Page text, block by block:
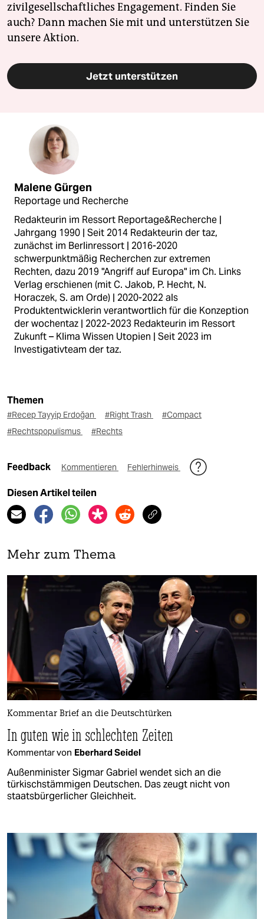
zivilgesellschaftliches Engagement. Finden Sie
auch? Dann machen Sie mit und unterstützen Sie
unsere Aktion.
Jetzt unterstützen
Malene Gürgen
Reportage und Recherche
Redakteurin im Ressort Reportage&Recherche |
Jahrgang 1990 | Seit 2014 Redakteurin der taz,
zunächst im Berlinressort | 2016-2020
schwerpunktmäßig Recherchen zur extremen
Rechten, dazu 2019 "Angriff auf Europa" im Ch. Links
Verlag erschienen (mit C. Jakob, P. Hecht, N.
Horaczek, S. am Orde) | 2020-2022 als
Produktentwicklerin verantwortlich für die Konzeption
der wochentaz | 2022-2023 Redakteurin im Ressort
Zukunft – Klima Wissen Utopien | Seit 2023 im
Investigativteam der taz.
Themen
#Recep Tayyip Erdoğan #Right Trash
#Compact
#Rechtspopulismus
#Rechts
Feedback Kommentieren Fehlerhinweis
Diesen Artikel teilen
Mehr zum Thema
Kommentar Brief an die Deutschtürken
In guten wie in schlechten Zeiten
Kommentar von Eberhard Seidel
Außenminister Sigmar Gabriel wendet sich an die
türkischstämmigen Deutschen. Das zeugt nicht von
staatsbürgerlicher Gleichheit.